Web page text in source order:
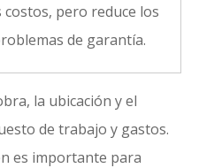
costos, pero reduce los
de garantía.
la ubicación y el
de trabajo y gastos.
es importante para